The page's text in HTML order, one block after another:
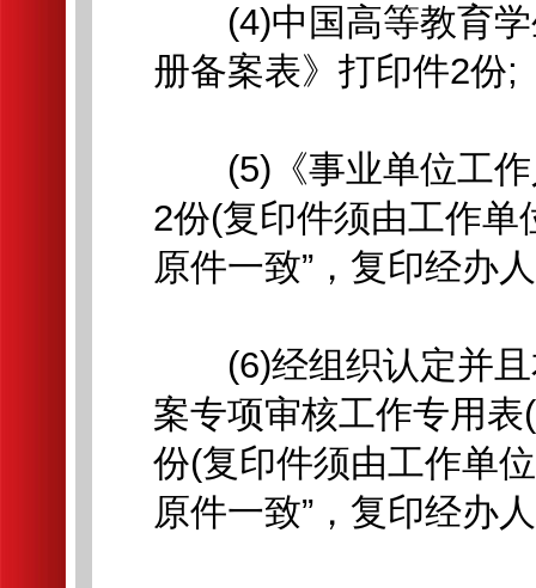
(4)中国高等教育学
册备案表》打印件2份;
(5)《事业单位工作
2份(复印件须由工作单
原件一致”，复印经办
(6)经组织认定并且
案专项审核工作专用
份(复印件须由工作单
原件一致”，复印经办